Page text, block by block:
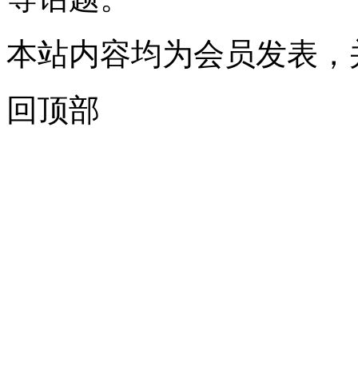
本站内容均为会员发表
回顶部